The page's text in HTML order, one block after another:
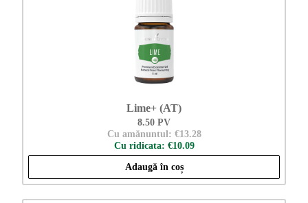
Lime+ (AT)
8.50 PV
Cu amănuntul: €13.28
Cu ridicata: €10.09
Adaugă în coș